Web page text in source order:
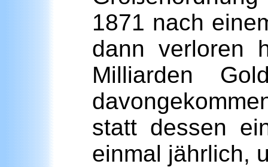
1871 nach
dann verloren
Milliarden
statt dessen
einmal jährlich,